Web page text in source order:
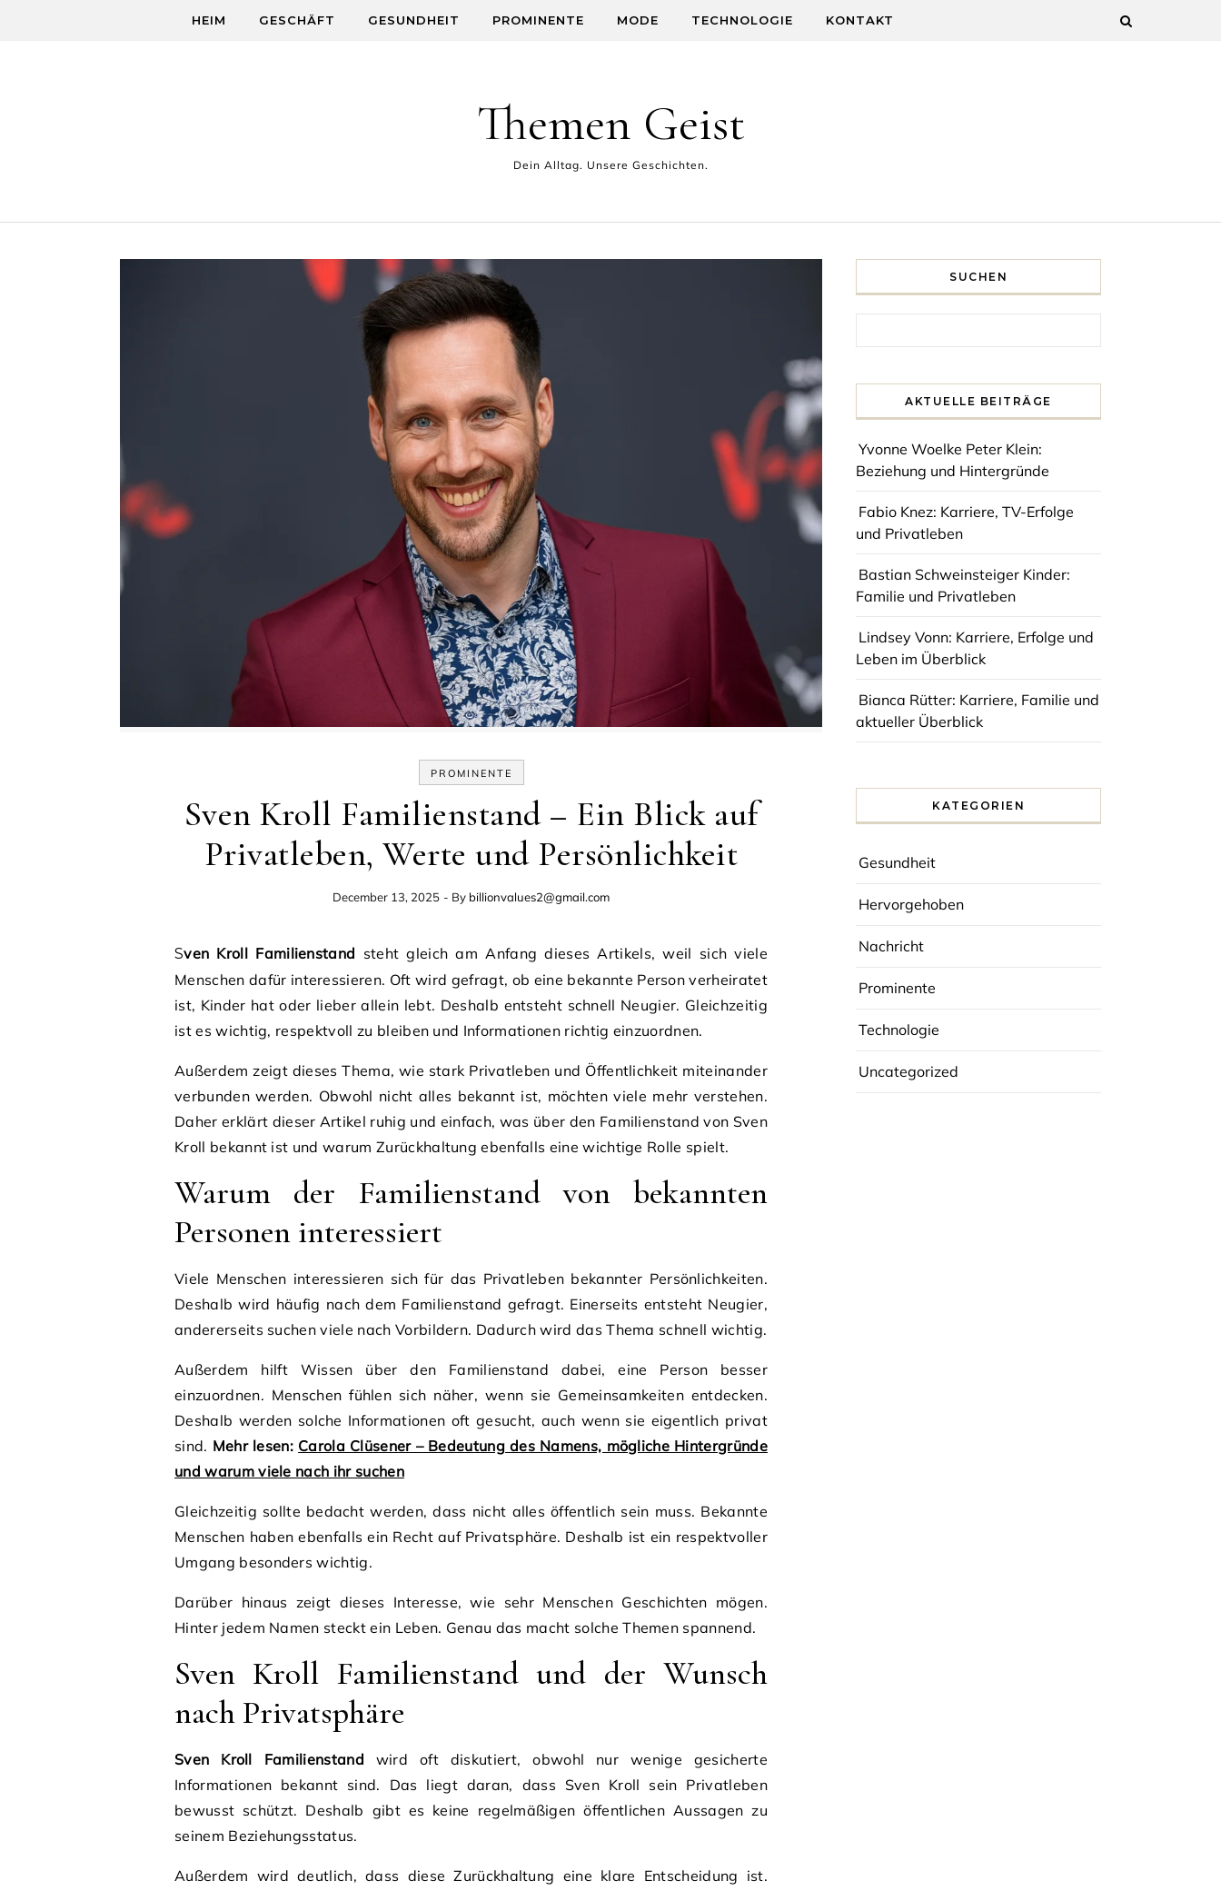
HEIM GESCHÄFT GESUNDHEIT PROMINENTE MODE TECHNOLOGIE KONTAKT
Themen Geist
Dein Alltag. Unsere Geschichten.
PROMINENTE
Sven Kroll Familienstand – Ein Blick auf
Privatleben, Werte und Persönlichkeit
December 13, 2025 - By billionvalues2@gmail.com
Sven Kroll Familienstand steht gleich am Anfang dieses Artikels, weil sich viele
Menschen dafür interessieren. Oft wird gefragt, ob eine bekannte Person verheiratet
ist, Kinder hat oder lieber allein lebt. Deshalb entsteht schnell Neugier. Gleichzeitig
ist es wichtig, respektvoll zu bleiben und Informationen richtig einzuordnen.
Außerdem zeigt dieses Thema, wie stark Privatleben und Öffentlichkeit miteinander
verbunden werden. Obwohl nicht alles bekannt ist, möchten viele mehr verstehen.
Daher erklärt dieser Artikel ruhig und einfach, was über den Familienstand von Sven
Kroll bekannt ist und warum Zurückhaltung ebenfalls eine wichtige Rolle spielt.
Warum der Familienstand von bekannten
Personen interessiert
Viele Menschen interessieren sich für das Privatleben bekannter Persönlichkeiten.
Deshalb wird häufig nach dem Familienstand gefragt. Einerseits entsteht Neugier,
andererseits suchen viele nach Vorbildern. Dadurch wird das Thema schnell wichtig.
Außerdem hilft Wissen über den Familienstand dabei, eine Person besser
einzuordnen. Menschen fühlen sich näher, wenn sie Gemeinsamkeiten entdecken.
Deshalb werden solche Informationen oft gesucht, auch wenn sie eigentlich privat
sind. Mehr lesen: Carola Clüsener – Bedeutung des Namens, mögliche Hintergründe
und warum viele nach ihr suchen
Gleichzeitig sollte bedacht werden, dass nicht alles öffentlich sein muss. Bekannte
Menschen haben ebenfalls ein Recht auf Privatsphäre. Deshalb ist ein respektvoller
Umgang besonders wichtig.
Darüber hinaus zeigt dieses Interesse, wie sehr Menschen Geschichten mögen.
Hinter jedem Namen steckt ein Leben. Genau das macht solche Themen spannend.
Sven Kroll Familienstand und der Wunsch
nach Privatsphäre
Sven Kroll Familienstand wird oft diskutiert, obwohl nur wenige gesicherte
Informationen bekannt sind. Das liegt daran, dass Sven Kroll sein Privatleben
bewusst schützt. Deshalb gibt es keine regelmäßigen öffentlichen Aussagen zu
seinem Beziehungsstatus.
Außerdem wird deutlich, dass diese Zurückhaltung eine klare Entscheidung ist.
SUCHEN
AKTUELLE BEITRÄGE
Yvonne Woelke Peter Klein:
Beziehung und Hintergründe
Fabio Knez: Karriere, TV-Erfolge
und Privatleben
Bastian Schweinsteiger Kinder:
Familie und Privatleben
Lindsey Vonn: Karriere, Erfolge und
Leben im Überblick
Bianca Rütter: Karriere, Familie und
aktueller Überblick
KATEGORIEN
Gesundheit
Hervorgehoben
Nachricht
Prominente
Technologie
Uncategorized